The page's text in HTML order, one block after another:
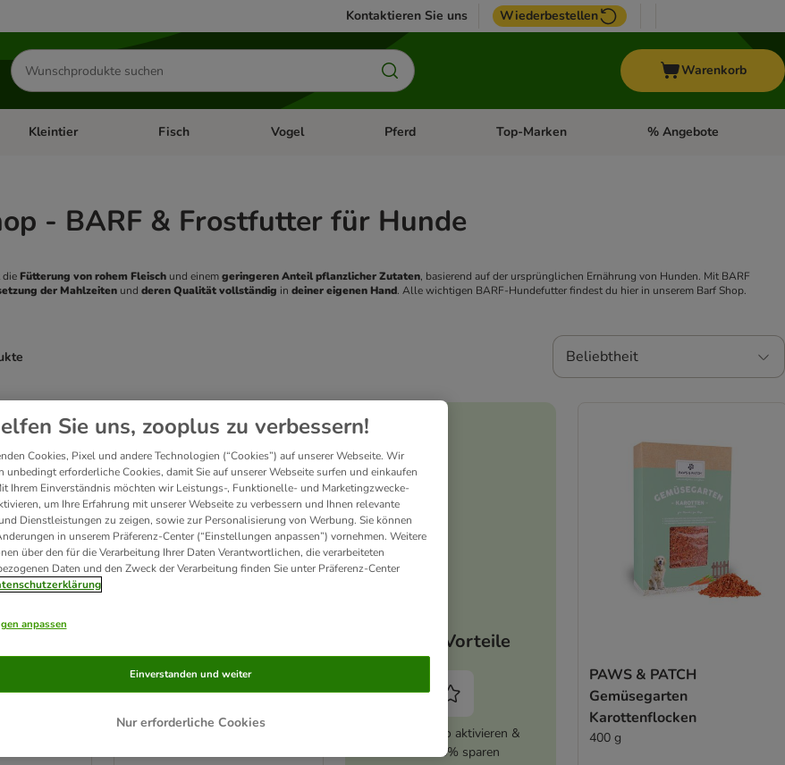
Kontaktieren Sie uns Wiederbestellen
Produkte
suchen
Warenkorb
& Zubehör
Kategorie-Menü öffnen: Hundefutter & Zubehör
Kleintier Kategorie-Menü öffnen: Kleintier
Fisch Kategorie-Menü öffnen: Fisch
Vogel Kategorie-Menü öffnen: Vogel
Pferd Kategorie-Menü öffnen: Pferd
Top-Marken Kategorie-Menü öffnen:
% Angebote
- BARF & Frostfutter für Hunde
die Fütterung von rohem Fleisch und einem geringeren Anteil pflanzlicher Zutaten, basierend auf der ursprünglichen Ernährung von Hunden. Mit BARF
der Mahlzeiten und deren Qualität vollständig in deiner eigenen Hand. Alle wichtigen BARF-Hundefutter findest du hier in unserem Barf Shop.
Beliebtheit
changed
Mix
PAWS & PATCH Garten
Menü für Hunde
Nr. 2: Kürbis, Pastinake, Rote
(500 g)
Deine Vorteile
zooplus Abo aktivieren &
immer 5% sparen
PAWS & PATCH
Gemüsegarten
Karottenflocken
400 g
Sie uns, zooplus zu verbessern!
Cookies, Pixel und andere Technologien (“Cookies”) auf unserer Webseite. Wir
unbedingt erforderliche Cookies, damit Sie auf unserer Webseite surfen und einkaufen
Ihrem Einverständnis möchten wir Leistungs-, Funktionelle- und Marketingzwecke-
um Ihre Erfahrung mit unserer Webseite zu verbessern und Ihnen relevante
Dienstleistungen zu zeigen, sowie zur Personalisierung von Werbung. Sie können
in unserem Präferenz-Center (“Einstellungen anpassen”) vornehmen. Weitere
über den für die Verarbeitung Ihrer Daten Verantwortlichen, die verarbeiteten
Daten und den Zweck der Verarbeitung finden Sie unter Präferenz-Center
anpassen
Nur erforderliche Cookies
Einverstanden und weiter